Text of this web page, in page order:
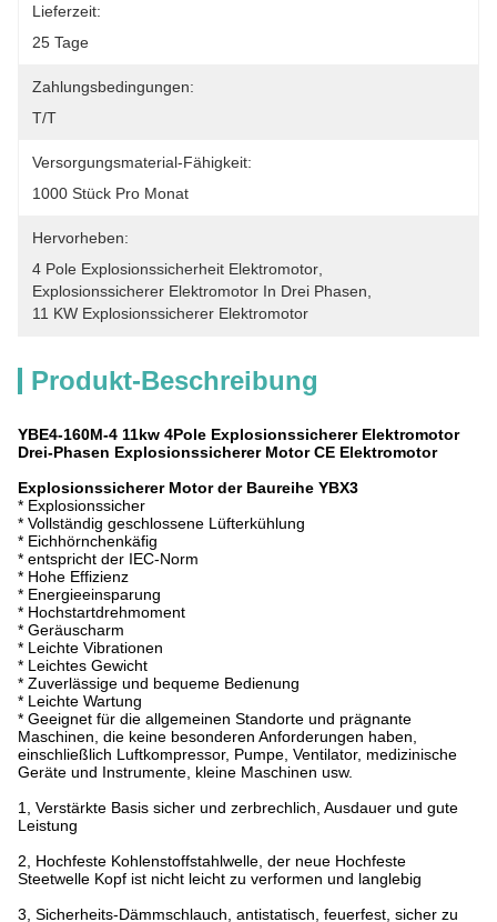
Lieferzeit:
25 Tage
Zahlungsbedingungen:
T/T
Versorgungsmaterial-Fähigkeit:
1000 Stück Pro Monat
Hervorheben:
4 Pole Explosionssicherheit Elektromotor
Explosionssicherer Elektromotor In Drei Phasen
11 KW Explosionssicherer Elektromotor
Produkt-Beschreibung
YBE4-160M-4 11kw 4Pole Explosionssicherer Elektromotor
Drei-Phasen Explosionssicherer Motor CE Elektromotor
Explosionssicherer Motor der Baureihe YBX3
* Explosionssicher
* Vollständig geschlossene Lüfterkühlung
* Eichhörnchenkäfig
* entspricht der IEC-Norm
* Hohe Effizienz
* Energieeinsparung
* Hochstartdrehmoment
* Geräuscharm
* Leichte Vibrationen
* Leichtes Gewicht
* Zuverlässige und bequeme Bedienung
* Leichte Wartung
* Geeignet für die allgemeinen Standorte und prägnante
Maschinen, die keine besonderen Anforderungen haben,
einschließlich Luftkompressor, Pumpe, Ventilator, medizinische
Geräte und Instrumente, kleine Maschinen usw.
1, Verstärkte Basis sicher und zerbrechlich, Ausdauer und gute
Leistung
2, Hochfeste Kohlenstoffstahlwelle, der neue Hochfeste
Steetwelle Kopf ist nicht leicht zu verformen und langlebig
3, Sicherheits-Dämmschlauch, antistatisch, feuerfest, sicher zu